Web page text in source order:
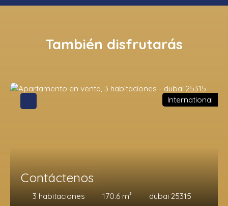
También disfrutarás
Contáctenos
3 habitaciones 170.6 m² dubai 25315
International